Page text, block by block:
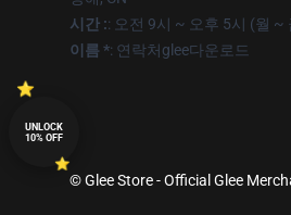
시간 :: 오전 9시 ~ 오후 5시 (월 ~
이름 *: 연락처glee다운로드
© Glee Store - Official Glee
UNLOCK
10% OFF